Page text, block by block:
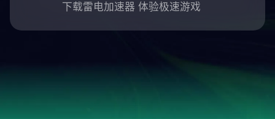
下载雷电加速器 体验极速游戏